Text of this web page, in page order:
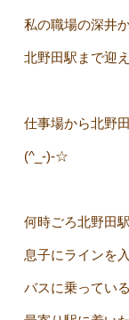
私の職場の深井
北野田駅まで迎
仕事場から北野
(^_-)-☆
何時ごろ北野田
息子にラインを
バスに乗ってい